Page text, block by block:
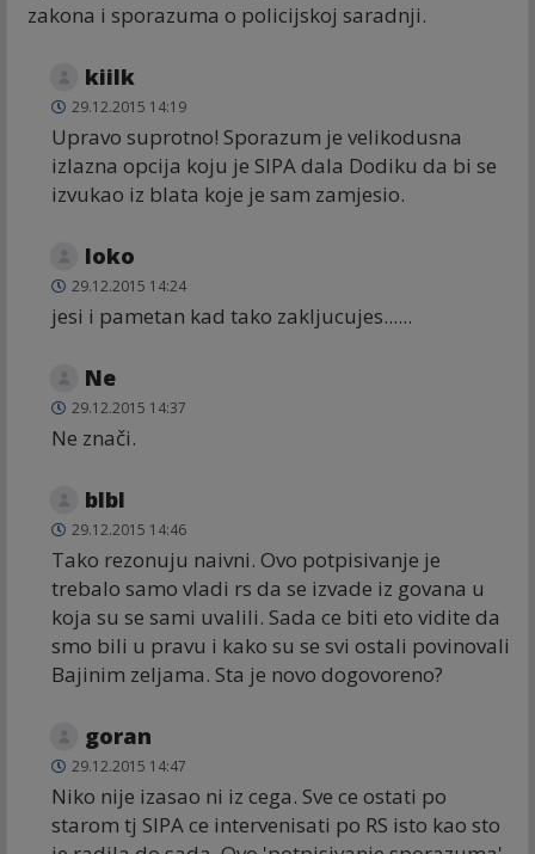
zakona i sporazuma o policijskoj saradnji.
kiilk
29.12.2015 14:19
Upravo suprotno! Sporazum je velikodusna
izlazna opcija koju je SIPA dala Dodiku da bi se
izvukao iz blata koje je sam zamjesio.
loko
29.12.2015 14:24
jesi i pametan kad tako zakljucujes......
Ne
29.12.2015 14:37
Ne znači.
blbl
29.12.2015 14:46
Tako rezonuju naivni. Ovo potpisivanje je
trebalo samo vladi rs da se izvade iz govana u
koja su se sami uvalili. Sada ce biti eto vidite da
smo bili u pravu i kako su se svi ostali povinovali
Bajinim zeljama. Sta je novo dogovoreno?
goran
29.12.2015 14:47
Niko nije izasao ni iz cega. Sve ce ostati po
starom tj SIPA ce intervenisati po RS isto kao sto